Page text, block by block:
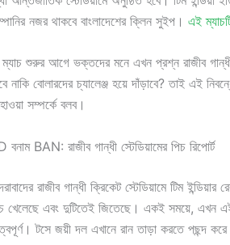
নজর থাকবে বাংলাদেশের ক্লিন সুইপ। এই
শুরুর আগে ভক্তদের মনে এখন প্রশ্ন রাজীব গান্ধী
নাকি বোলারদের চ্যালেঞ্জ হয়ে দাঁড়াবে? তাই এই
সম্পর্কে বলব।
বনাম BAN: রাজীব গান্ধী স্টেডিয়ামের পিচ রিপোর্ট
রাজীব গান্ধী ক্রিকেট স্টেডিয়ামে টিম
খেলেছে এবং দুটিতেই জিতেছে। একই সময়ে, এখন
টসে জয়ী দল এখানে রান তাড়া করতে পছন্দ